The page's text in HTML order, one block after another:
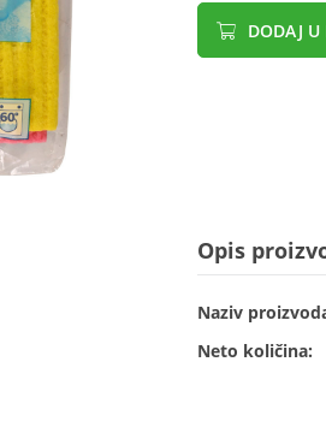
DODAJ U
Opis
Naziv
Neto količina: